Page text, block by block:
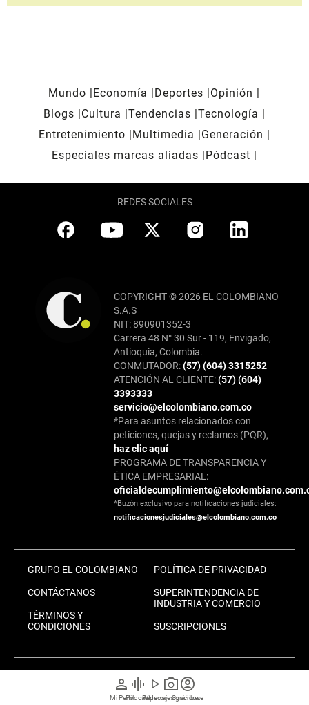
person
Mi Perfil
graphic_eq
Pódcast
play_arrow
Videos
photo_camera
Reportajes gráficos
account_circle
Suscríbete
Mundo Economía Deportes
Opinión
Blogs
Cultura Tendencias Tecnología
Entretenimiento
Multimedia
Generación
Especiales marcas aliadas
Pódcast
REDES SOCIALES
COPYRIGHT © 2026 EL COLOMBIANO
S.A.S
NIT: 890901352-3
Carrera 48 N° 30 Sur - 119, Envigado,
Antioquia, Colombia.
CONMUTADOR:(57) (604) 3315252
ATENCIÓN AL CLIENTE:(57) (604)
3393333
servicio@elcolombiano.com.co
*Para asuntos relacionados con
peticiones, quejas y reclamos (PQR),
haz clic aquí
PROGRAMA DE TRANSPARENCIA Y
ÉTICA EMPRESARIAL:
*Buzón exclusivo para notificaciones judiciales:
notificacionesjudiciales@elcolombiano.com.co
GRUPO EL COLOMBIANO
CONTÁCTANOS
TÉRMINOS Y
CONDICIONES
POLÍTICA DE PRIVACIDAD
SUPERINTENDENCIA DE
INDUSTRIA Y COMERCIO
SUSCRIPCIONES
MIEMBRO DE: